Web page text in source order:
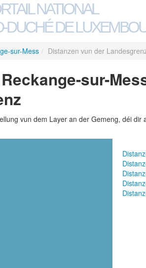
NATIONAL
DUCHÉ DE
sur-Mess / Distanzen vun der
sur-
vun dem Layer an der Gemeng, déi